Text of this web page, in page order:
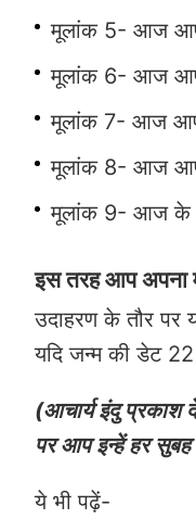
मूलांक 5- आज
मूलांक 6- आज
मूलांक 7- आज
मूलांक 8- आज आप
मूलांक 9- आज के
इस तरह आप
उदाहरण के तौर
यदि जन्म की डेट
(आचार्य इंदु प्रकाश
पर आप इन्हें हर
ये भी पढ़ें-